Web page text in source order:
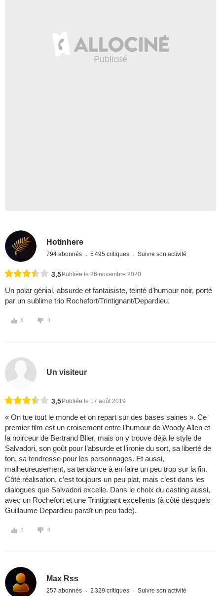
Hotinhere
794 abonnés 5 495 critiques Suivre son activité
3,5 Publiée le 26 novembre 2020
Un polar génial, absurde et fantaisiste, teinté d'humour noir, porté
par un sublime trio Rochefort/Trintignant/Depardieu.
0 0
Un visiteur
3,5 Publiée le 17 août 2019
« On tue tout le monde et on repart sur des bases saines ». Ce
premier film est un croisement entre l’humour de Woody Allen et
la noirceur de Bertrand Blier, mais on y trouve déjà le style de
Salvadori, son goût pour l’absurde et l’ironie du sort, sa liberté de
ton, sa tendresse pour les personnages. Et aussi,
malheureusement, sa tendance à en faire un peu trop sur la fin.
Côté réalisation, c’est toujours un peu plat, mais c’est dans les
dialogues que Salvadori excelle. Dans le choix du casting aussi,
avec un Rochefort et une Trintignant excellents (à côté desquels
Guillaume Depardieu paraît un peu fade).
1 0
Max Rss
257 abonnés 2 329 critiques Suivre son activité